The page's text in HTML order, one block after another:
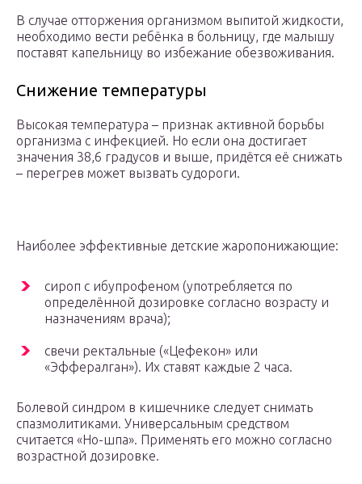
В случае отторжения организмом выпитой жидкости,
необходимо вести ребёнка в больницу, где малышу
поставят капельницу во избежание обезвоживания.
Снижение температуры
Высокая температура – признак активной борьбы
организма с инфекцией. Но если она достигает
значения 38,6 градусов и выше, придётся её снижать
– перегрев может вызвать судороги.
Наиболее эффективные детские жаропонижающие:
сироп с ибупрофеном (употребляется по
определённой дозировке согласно возрасту и
назначениям врача);
свечи ректальные («Цефекон» или
«Эффералган»). Их ставят каждые 2 часа.
Болевой синдром в кишечнике следует снимать
спазмолитиками. Универсальным средством
считается «Но-шпа». Применять его можно согласно
возрастной дозировке.